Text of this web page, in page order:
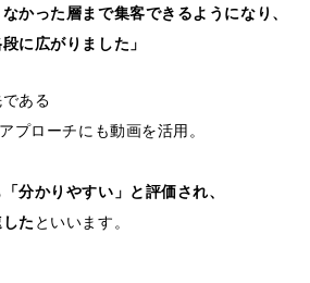
かった層まで集客できるようになり、
に広がりました」
ある
プローチにも動画を活用。
分かりやすい」と評価され、
た といいます。